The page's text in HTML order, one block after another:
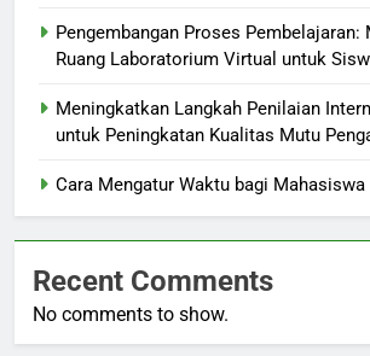
Pengembangan Proses Pembelajaran:
Ruang Laboratorium Virtual untuk
Meningkatkan Langkah Penilaian
untuk Peningkatan Kualitas Mutu
Cara Mengatur Waktu bagi Mahasiswa
Recent Comments
No comments to show.